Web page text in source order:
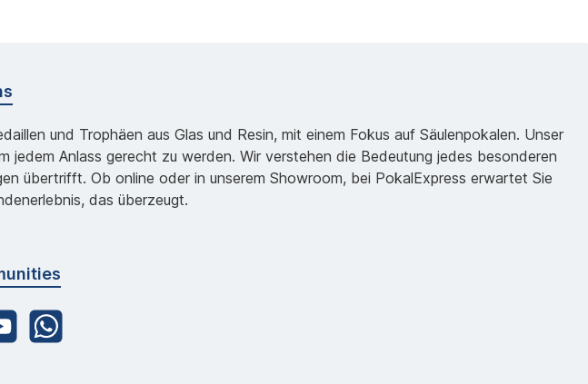
und Trophäen aus Glas und Resin, mit einem Fokus auf Säulenpokalen. Unser
jedem Anlass gerecht zu werden. Wir verstehen die Bedeutung jedes besonderen
übertrifft. Ob online oder in unserem Showroom, bei PokalExpress erwartet Sie
das überzeugt.